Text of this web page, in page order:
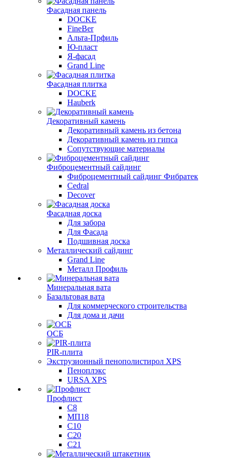
Фасадная панель
DOCKE
FineBer
Альта-Прфиль
Ю-пласт
Я-фасад
Grand Line
Фасадная плитка
DOCKE
Hauberk
Декоративный камень
Декоративный камень из бетона
Декоративный камень из гипса
Сопутствующие материалы
Фиброцементный сайдинг
Фиброцементный сайдинг Фибратек
Cedral
Decover
Фасадная доска
Для забора
Для Фасада
Подшивная доска
Металлический сайдинг
Grand Line
Металл Профиль
Минеральная вата
Базальтовая вата
Для коммерческого строительства
Для дома и дачи
ОСБ
PIR-плита
Экструзионный пенополистирол XPS
Пеноплэкс
URSA XPS
Профлист
С8
МП18
С10
С20
С21